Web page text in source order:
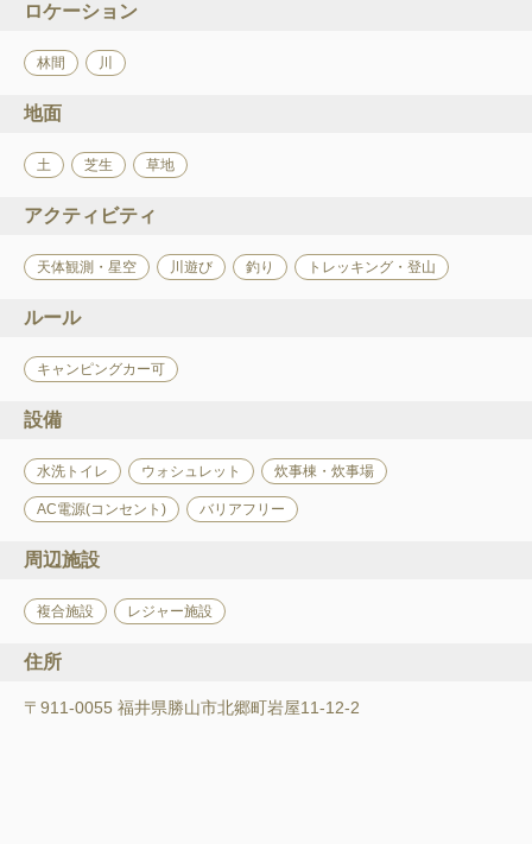
ロケーション
林間 川
地面
土 芝生 草地
アクティビティ
天体観測・星空 川遊び 釣り トレッキング・登山
ルール
キャンピングカー可
設備
水洗トイレ ウォシュレット 炊事棟・炊事場
AC電源(コンセント) バリアフリー
周辺施設
複合施設 レジャー施設
住所
〒911-0055 福井県勝山市北郷町岩屋11-12-2